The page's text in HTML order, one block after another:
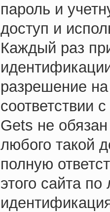
пароль и
доступ и
Каждый раз
разрешение
соответствии
Gets не
любого такой
полную
этого сайта